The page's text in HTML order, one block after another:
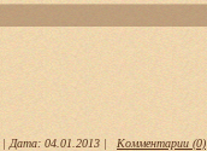
| Дата: 04.01.2013 | Комментарии (0)